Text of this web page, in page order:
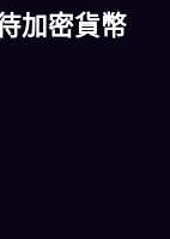
加密貨幣